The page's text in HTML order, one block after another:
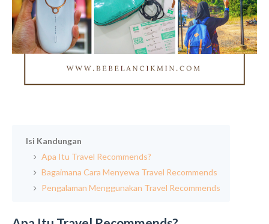
Isi Kandungan
Apa Itu Travel Recommends?
Bagaimana Cara Menyewa Travel Recommends
Pengalaman Menggunakan Travel Recommends